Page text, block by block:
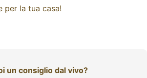
per la tua casa!
un consiglio dal vivo?